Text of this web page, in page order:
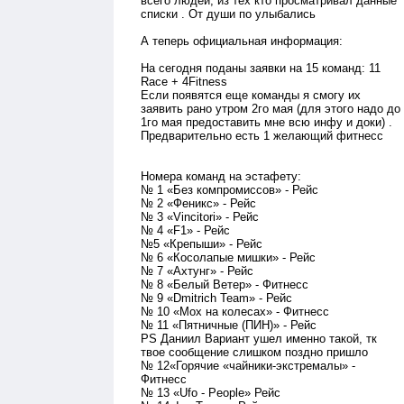
списки . От души по улыбались
А теперь официальная информация:
На сегодня поданы заявки на 15 команд: 11
Race + 4Fitness
Если появятся еще команды я смогу их
заявить рано утром 2го мая (для этого надо до
1го мая предоставить мне всю инфу и доки) .
Предварительно есть 1 желающий фитнесс
Номера команд на эстафету:
№ 1 «Без компромиссов» - Рейс
№ 2 «Феникс» - Рейс
№ 3 «Vincitori» - Рейс
№ 4 «F1» - Рейс
№5 «Крепыши» - Рейс
№ 6 «Косолапые мишки» - Рейс
№ 7 «Ахтунг» - Рейс
№ 8 «Белый Ветер» - Фитнесс
№ 9 «Dmitrich Team» - Рейс
№ 10 «Мох на колесах» - Фитнесс
№ 11 «Пятничные (ПИН)» - Рейс
PS Даниил Вариант ушел именно такой, тк
твое сообщение слишком поздно пришло
№ 12«Горячие «чайники-экстремалы» -
Фитнесс
№ 13 «Ufo - People» Рейс